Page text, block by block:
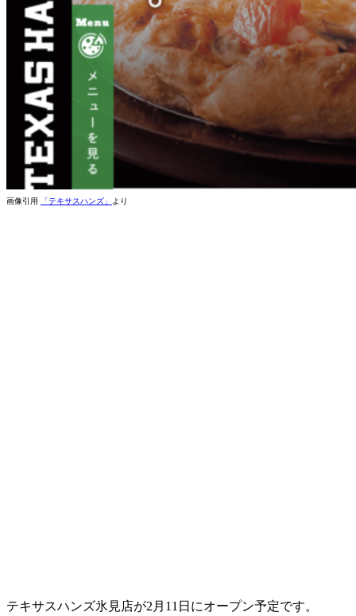
画像引用 「テキサスハンズ」 より
テキサスハンズ氷見店が2月11日にオープン予定です。